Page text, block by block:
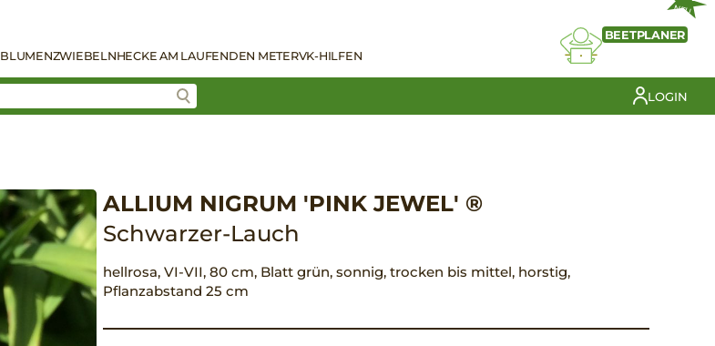
BLUMENZWIEBELNHECKE AM LAUFENDEN METERVK-HILFEN
NEU
BEETPLANER
LOGIN
ALLIUM NIGRUM 'PINK JEWEL' ®
Schwarzer-Lauch
hellrosa, VI-VII, 80 cm, Blatt grün, sonnig, trocken bis mittel, horstig,
Pflanzabstand 25 cm